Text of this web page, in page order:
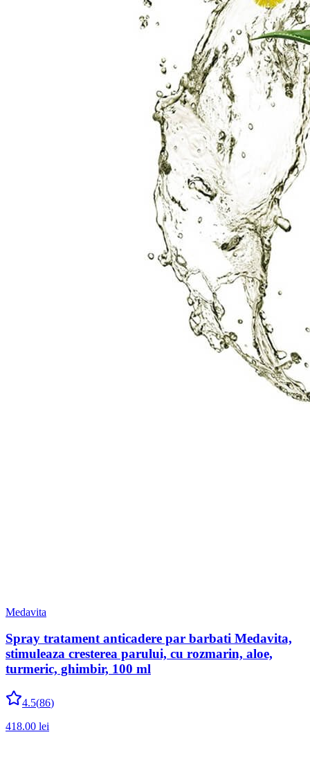
Medavita
Spray tratament anticadere par barbati Medavita,
stimuleaza cresterea parului, cu rozmarin, aloe,
turmeric, ghimbir, 100 ml
4.5(86)
418.00 lei